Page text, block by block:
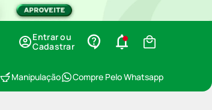
Entrar ou
Cadastrar
Manipulação Compre Pelo Whatsapp